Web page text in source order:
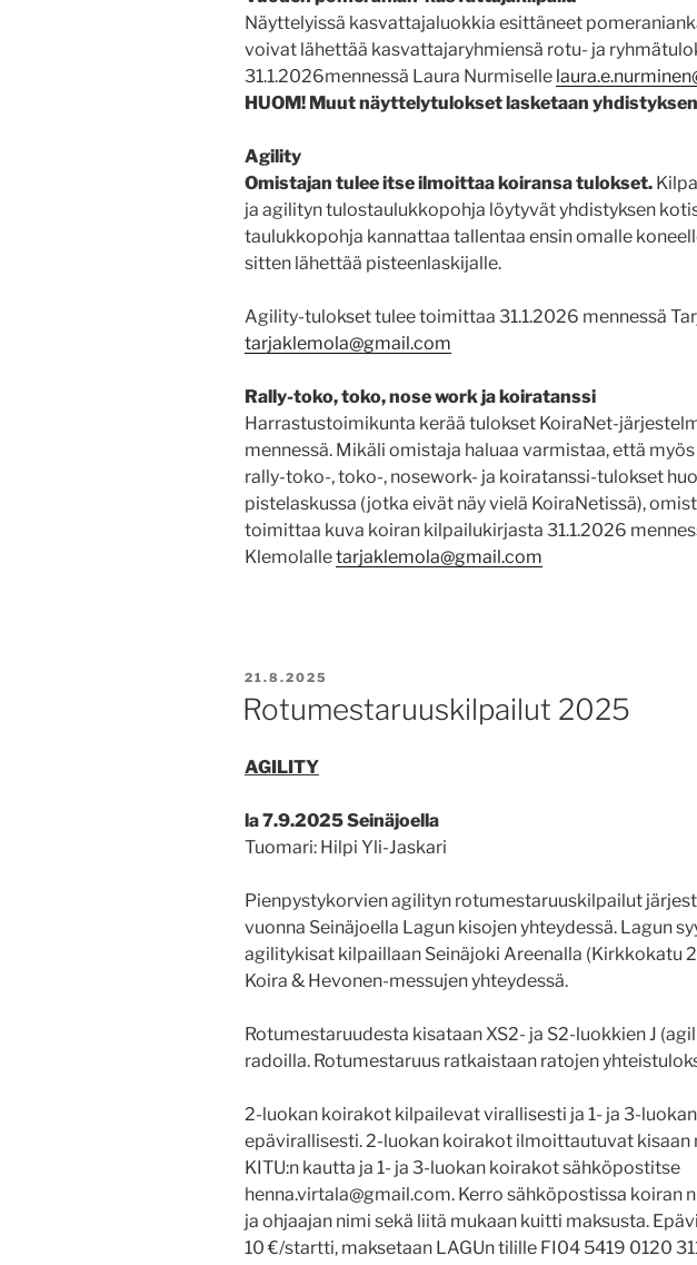
Näyttelyissä kasvattajaluokkia esittäneet
voivat lähettää kasvattajaryhmiensä rotu- ja
31.1.2026mennessä Laura Nurmiselle
HUOM! Muut näyttelytulokset lasketaan
Agility
Omistajan tulee itse ilmoittaa koiransa tulokset.
ja agilityn tulostaulukkopohja löytyvät yhdistyksen
taulukkopohja kannattaa tallentaa ensin omalle
sitten lähettää pisteenlaskijalle.
Agility-tulokset tulee toimittaa 31.1.2026 mennessä
tarjaklemola@gmail.com
Rally-toko, toko, nose work ja koiratanssi
Harrastustoimikunta kerää tulokset KoiraNet-
mennessä. Mikäli omistaja haluaa varmistaa, että
rally-toko-, toko-, nosework- ja koiratanssi-tulokset
pistelaskussa (jotka eivät näy vielä KoiraNetissä),
toimittaa kuva koiran kilpailukirjasta 31.1.2026
Klemolalletarjaklemola@gmail.com
JULKAISTU
21.8.2025
Rotumestaruuskilpailut 2025
AGILITY
la 7.9.2025 Seinäjoella
Tuomari: Hilpi Yli-Jaskari
Pienpystykorvien agilityn rotumestaruuskilpailut
vuonna Seinäjoella Lagun kisojen yhteydessä. Lagun
agilitykisat kilpaillaan Seinäjoki Areenalla (Kirkkokatu
Koira & Hevonen-messujen yhteydessä.
Rotumestaruudesta kisataan XS2- ja S2-luokkien J
radoilla. Rotumestaruus ratkaistaan ratojen
2-luokan koirakot kilpailevat virallisesti ja 1- ja 3-
epävirallisesti. 2-luokan koirakot ilmoittautuvat kisaan
KITU:n kautta ja 1- ja 3-luokan koirakot sähköpostitse
henna.virtala@gmail.com. Kerro sähköpostissa koiran
ja ohjaajan nimi sekä liitä mukaan kuitti maksusta.
10 €/startti, maksetaan LAGUn tilille FI04 5419 0120